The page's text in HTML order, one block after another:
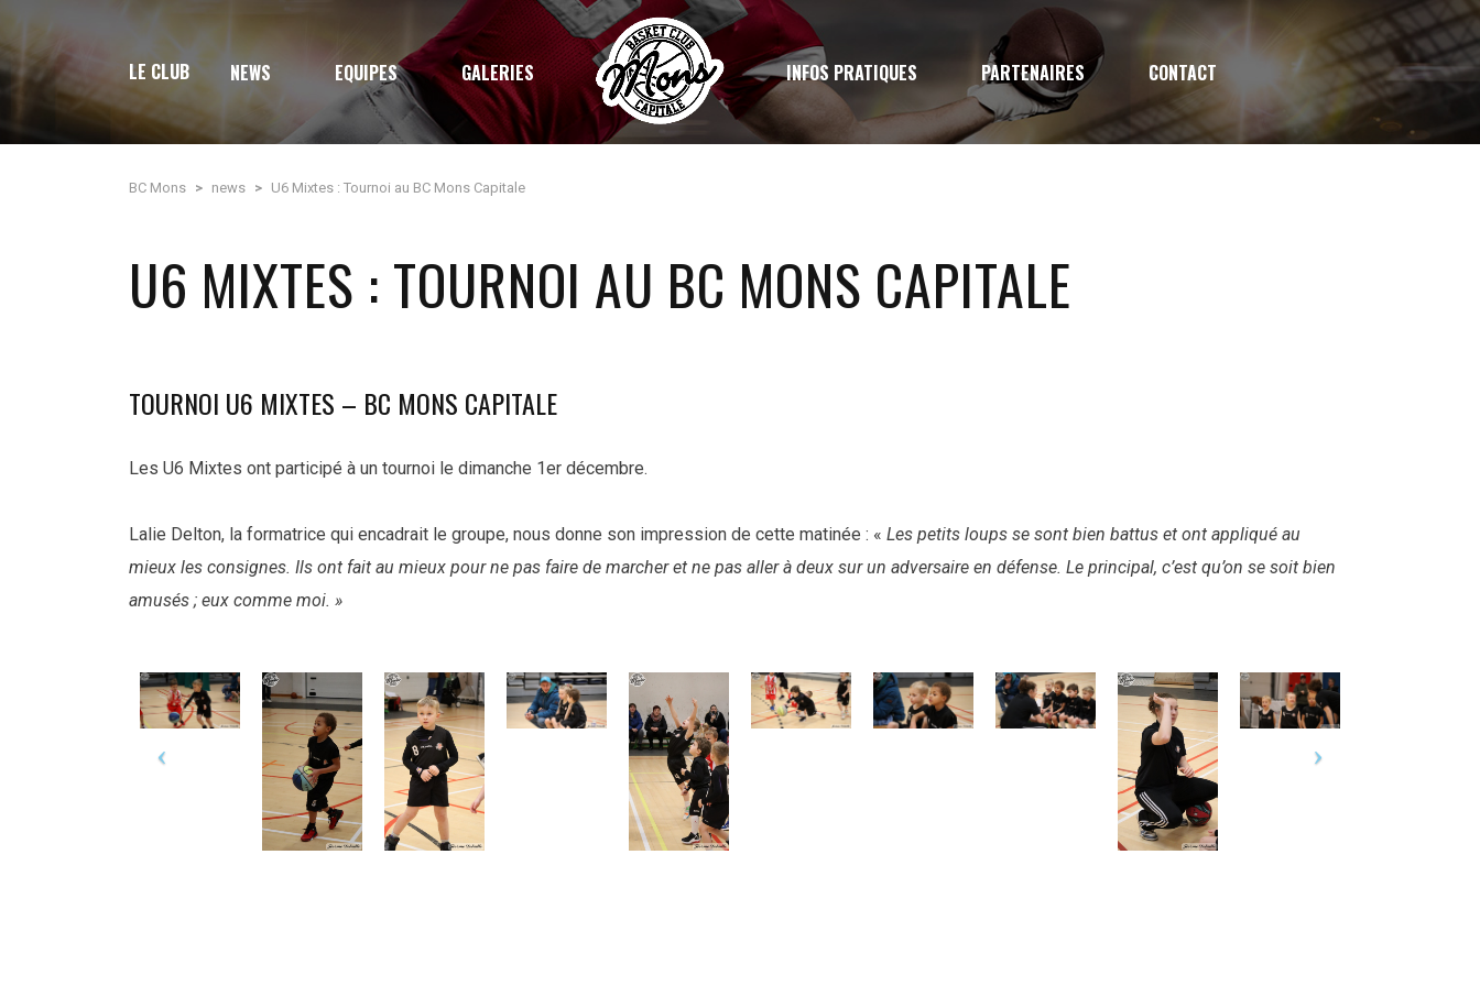
LE CLUB NEWS EQUIPES GALERIES INFOS PRATIQUES PARTENAIRES CONTACT
BC Mons > news > U6 Mixtes : Tournoi au BC Mons Capitale
U6 MIXTES : TOURNOI AU BC MONS CAPITALE
TOURNOI U6 MIXTES – BC MONS CAPITALE
Les U6 Mixtes ont participé à un tournoi le dimanche 1er décembre.
Lalie Delton, la formatrice qui encadrait le groupe, nous donne son impression de cette matinée : « Les petits loups se sont bien battus et ont appliqué au
mieux les consignes. Ils ont fait au mieux pour ne pas faire de marcher et ne pas aller à deux sur un adversaire en défense. Le principal, c’est qu’on se soit bien
amusés ; eux comme moi. »